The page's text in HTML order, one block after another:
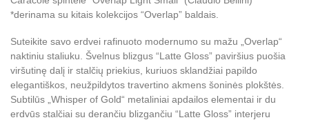
*derinama su kitais kolekcijos “Overlap” baldais.
Suteikite savo erdvei rafinuoto modernumo su mažu „Overlap“
naktiniu staliuku. Švelnus blizgus “Latte Gloss” paviršius puošia
viršutinę dalį ir stalčių priekius, kuriuos sklandžiai papildo
elegantiškos, neužpildytos travertino akmens šoninės plokštės.
Subtilūs „Whisper of Gold“ metaliniai apdailos elementai ir du
erdvūs stalčiai su derančiu blizgančiu “Latte Gloss” interjeru